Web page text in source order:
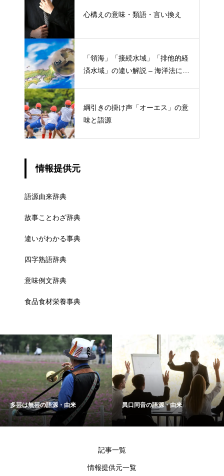
心構えの意味・類語・言い換え
「領海」「接続水域」「排他的経
済水域」の違い解説 – 海洋法にお
綱引きの掛け声「オーエス」の意
味と語源
情報提供元
語源由来辞典
故事ことわざ辞典
違いがわかる事典
四字熟語辞典
意味例文辞典
食品食材栄養事典
多芸は無芸の語源・由来 異口同音の語源・由来
記事一覧
情報提供元一覧